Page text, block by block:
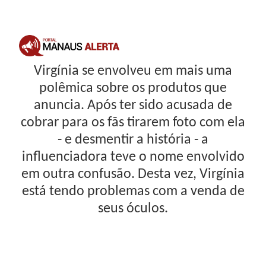
Virgínia se envolveu em mais uma
polêmica sobre os produtos que
anuncia. Após ter sido acusada de
cobrar para os fãs tirarem foto com ela
- e desmentir a história - a
influenciadora teve o nome envolvido
em outra confusão. Desta vez, Virgínia
está tendo problemas com a venda de
seus óculos.